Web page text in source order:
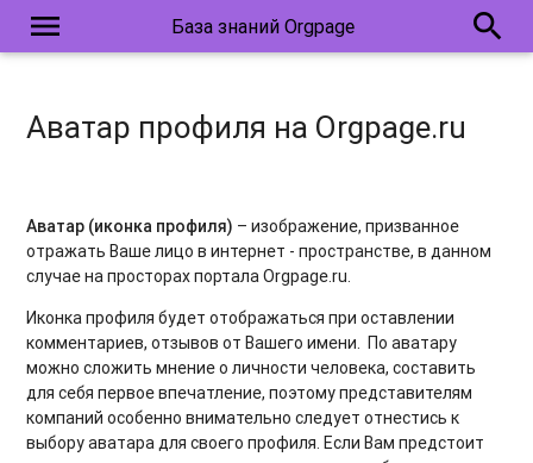
menu База знаний Orgpage search
Аватар профиля на Orgpage.ru
Аватар (иконка профиля) – изображение, призванное
отражать Ваше лицо в интернет - пространстве, в данном
случае на просторах портала Orgpage.ru.
Иконка профиля будет отображаться при оставлении
комментариев, отзывов от Вашего имени. По аватару
можно сложить мнение о личности человека, составить
для себя первое впечатление, поэтому представителям
компаний особенно внимательно следует отнестись к
выбору аватара для своего профиля. Если Вам предстоит